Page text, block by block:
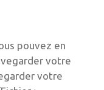
pouvez en
votre
votre